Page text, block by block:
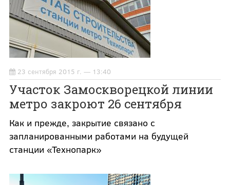
23 сентября 2015 г. — 13:40
Участок Замоскворецкой линии
метро закроют 26 сентября
Как и прежде, закрытие связано с
запланированными работами на будущей
станции «Технопарк»